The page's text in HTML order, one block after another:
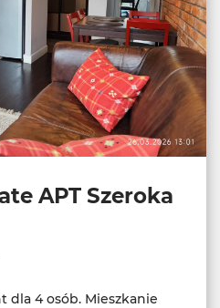
APT Szeroka
4 osób. Mieszkanie